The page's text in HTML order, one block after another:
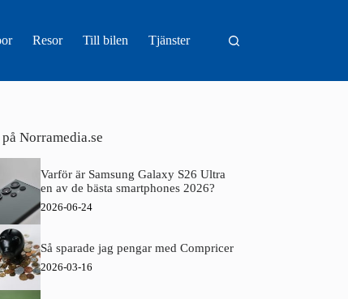
Resor Till bilen Tjänster
Norramedia.se
Varför är Samsung Galaxy S26 Ultra
en av de bästa smartphones 2026?
2026-06-24
Så sparade jag pengar med Compricer
2026-03-16